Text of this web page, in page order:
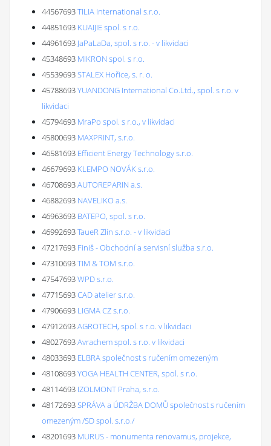
44567693TILIA International s.r.o.
44851693 KUAIJIE spol. s r.o.
44961693 JaPaLaDa, spol. s r.o. - v likvidaci
45348693 MIKRON spol. s r.o.
45539693STALEX Hořice, s. r. o.
45788693YUANDONG International Co.Ltd., spol. s r.o. v
likvidaci
45794693 MraPo spol. s r.o., v likvidaci
45800693 MAXPRINT, s.r.o.
46581693 Efficient Energy Technology s.r.o.
46679693 KLEMPO NOVÁK s.r.o.
46708693AUTOREPARIN a.s.
46882693 NAVELIKO a.s.
46963693 BATEPO, spol. s r.o.
46992693TaueR Zlín s.r.o. - v likvidaci
47217693 Finiš - Obchodní a servisní služba s.r.o.
47310693TIM & TOM s.r.o.
47547693WPD s.r.o.
47715693CAD atelier s.r.o.
47906693 LIGMA CZ s.r.o.
47912693AGROTECH, spol. s r.o. v likvidaci
48027693Avrachem spol. s r.o. v likvidaci
48033693 ELBRA společnost s ručením omezeným
48108693YOGA HEALTH CENTER, spol. s r.o.
48114693 IZOLMONT Praha, s.r.o.
48172693SPRÁVA a ÚDRŽBA DOMŮ společnost s ručením
omezeným /SD spol. s.r.o./
48201693 MURUS - monumenta renovamus, projekce,